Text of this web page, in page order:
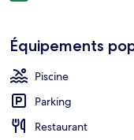
de fitness et un snack-
voyageurs
Équipements
Piscine
Parking
Restaurant